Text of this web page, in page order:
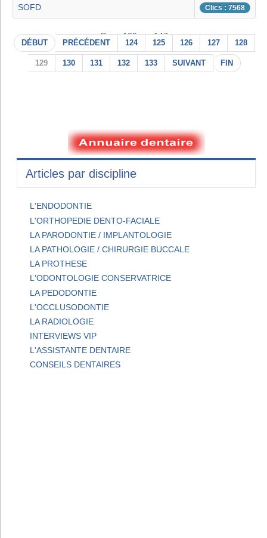
SOFD Clics : 7568
Page 129 sur 147
DÉBUT PRÉCÉDENT 124 125 126 127 128
129 130 131 132 133 SUIVANT FIN
Articles par discipline
L'ENDODONTIE
L'ORTHOPEDIE DENTO-FACIALE
LA PARODONTIE / IMPLANTOLOGIE
LA PATHOLOGIE / CHIRURGIE BUCCALE
LA PROTHESE
L'ODONTOLOGIE CONSERVATRICE
LA PEDODONTIE
L'OCCLUSODONTIE
LA RADIOLOGIE
INTERVIEWS VIP
L'ASSISTANTE DENTAIRE
CONSEILS DENTAIRES